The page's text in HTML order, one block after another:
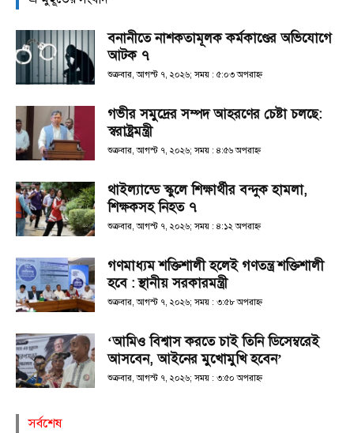
বনানীতে নাশকতামূলক কর্মকাণ্ডের অভিযোগে
আটক ৭
শুক্রবার, আগস্ট ৭, ২০২৬; সময় : ৫:০৩ অপরাহ্ণ
গভীর সমুদ্রের সম্পদ আহরণের চেষ্টা চলছে:
স্বরাষ্ট্রমন্ত্রী
শুক্রবার, আগস্ট ৭, ২০২৬; সময় : ৪:৫৬ অপরাহ্ণ
থাইল্যান্ডে স্কুলে শিক্ষার্থীর বন্দুক হামলা,
শিক্ষকসহ নিহত ৭
শুক্রবার, আগস্ট ৭, ২০২৬; সময় : ৪:১২ অপরাহ্ণ
গণমাধ্যম শক্তিশালী হলেই গণতন্ত্র শক্তিশালী
হবে : স্থানীয় সরকারমন্ত্রী
শুক্রবার, আগস্ট ৭, ২০২৬; সময় : ৩:৫৮ অপরাহ্ণ
‘আমিও বিশ্বাস করতে চাই তিনি ডিসেম্বরেই
আসবেন, আইনের মুখোমুখি হবেন’
শুক্রবার, আগস্ট ৭, ২০২৬; সময় : ৩:৫০ অপরাহ্ণ
সর্বশেষ